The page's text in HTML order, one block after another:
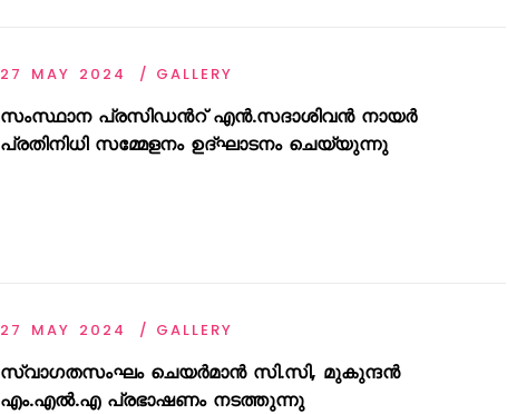
27 MAY 2024 GALLERY
സംസ്ഥാന പ്രസിഡൻറ് എൻ.സദാശിവൻ നായർ
പ്രതിനിധി സമ്മേളനം ഉദ്ഘാടനം ചെയ്യുന്നു
27 MAY 2024 GALLERY
സ്വാഗതസംഘം ചെയർമാൻ സി.സി, മുകുന്ദൻ
എം.എൽ.എ പ്രഭാഷണം നടത്തുന്നു